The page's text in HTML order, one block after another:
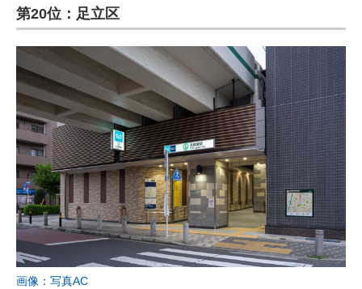
電子設計の基本と応用
建設×テクノロジーの最前線
ちょっと気になるネットの話題
第20位：足立区
画像：写真AC